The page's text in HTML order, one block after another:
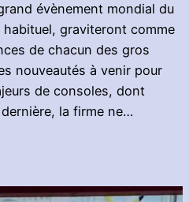
évènement mondial du
graviteront comme
de chacun des gros
nouveautés à venir pour
de consoles, dont
dernière, la firme ne…